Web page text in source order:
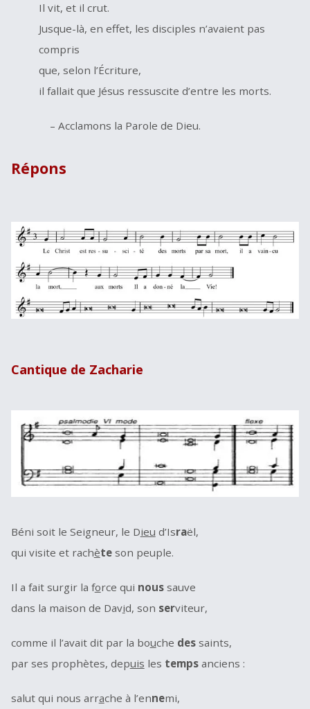
Il vit, et il crut.
Jusque-là, en effet, les disciples n’avaient pas
compris
que, selon l’Écriture,
il fallait que Jésus ressuscite d’entre les morts.
– Acclamons la Parole de Dieu.
Répons
Cantique de Zacharie
Béni soit le Seigneur, le Dieu d’Israël,
qui visite et rachèteson peuple.
Il a fait surgir la force qui noussauve
dans la maison de David, son serviteur,
comme il l’avait dit par la bouche dessaints,
par ses prophètes, depuis les tempsanciens :
salut qui nous arrache à l’ennemi,